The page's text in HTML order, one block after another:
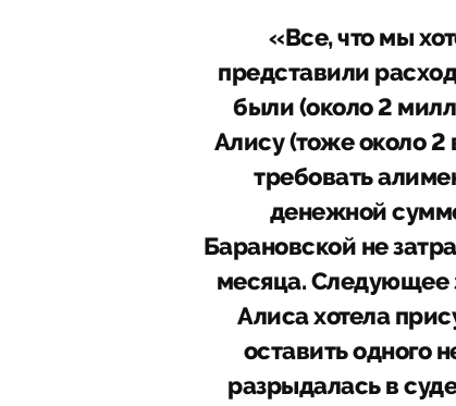
«Все, что мы
представили
были (около 2
Алису (тоже около 2
требовать
денежной
Барановской не
месяца. Следующее
Алиса хотела
оставить одного
разрыдалась в